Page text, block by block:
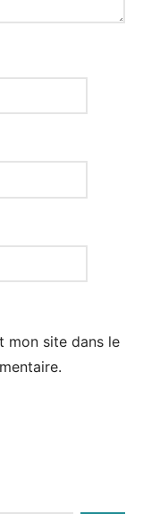
mon site dans le